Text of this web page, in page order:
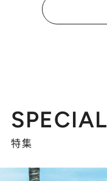
SPECIAL
特集